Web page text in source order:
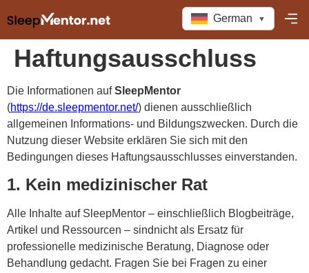
German ▼
Haftungsausschluss
Die Informationen aufSleepMentor
(https://de.sleepmentor.net/) dienen ausschließlich
allgemeinen Informations- und Bildungszwecken. Durch die
Nutzung dieser Website erklären Sie sich mit den
Bedingungen dieses Haftungsausschlusses einverstanden.
1. Kein medizinischer Rat
Alle Inhalte auf SleepMentor – einschließlich Blogbeiträge,
Artikel und Ressourcen – sindnicht als Ersatz für
professionelle medizinische Beratung, Diagnose oder
Behandlung gedacht. Fragen Sie bei Fragen zu einer